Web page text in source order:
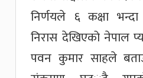
निर्णयले ६ कक्षा
निरास देखिएको नेपाल
पवन कुमार साहले